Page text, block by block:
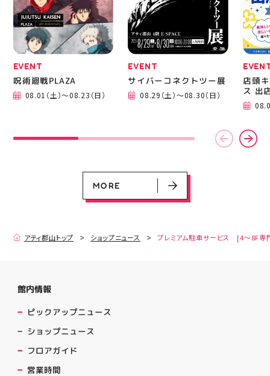
08.01（土）～08.23（日）
08.29（土）～08.30（日）
レンダー
評営業中！
車サービス
専門店対象]
EVENT
呪術廻戦PLAZA
08.01（土）～08.23（日）
EVENT
サイバーコネクトツー展
08.29（土）～08.30（日）
店頭
ス 出
MORE
アティ郡山トップ ショップニュース プレミアム駐車サービス [4～8F専
館内情報
ピックアップニュース
ショップニュース
フロアガイド
営業時間